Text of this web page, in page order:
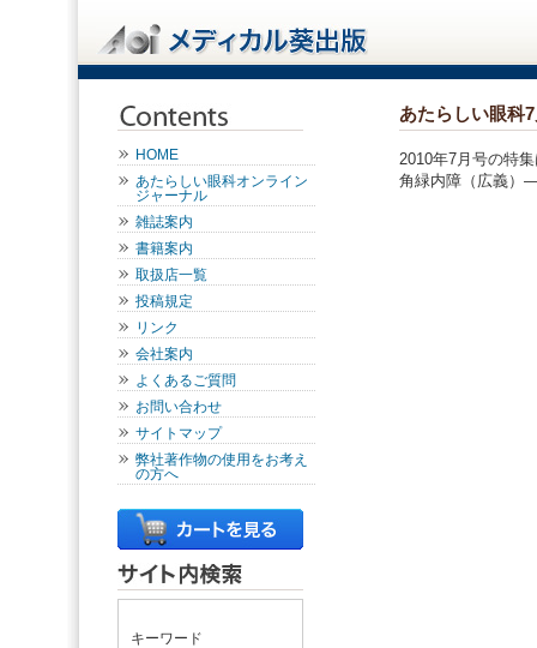
HOME
あたらしい眼科オンライン
ジャーナル
雑誌案内
書籍案内
取扱店一覧
投稿規定
リンク
会社案内
よくあるご質問
お問い合わせ
サイトマップ
弊社著作物の使用をお考え
の方へ
キーワード
あたらしい眼科
2010年7月号の特
角緑内障（広義）